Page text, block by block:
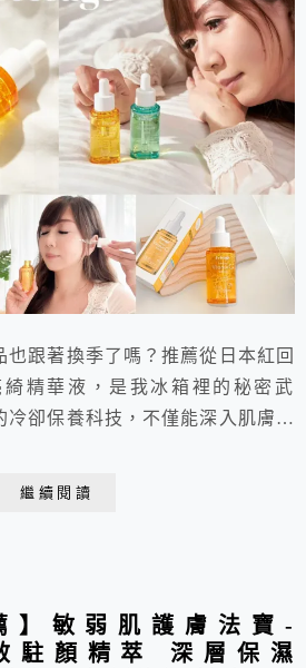
也跟著換季了嗎？推薦從日本紅回
綺精華液，是我冰箱裡的秘密武
冷卻保養科技，不僅能深入肌膚，
繼續閱讀
】敏弱肌護膚法寶-
駐顏精萃 深層保濕